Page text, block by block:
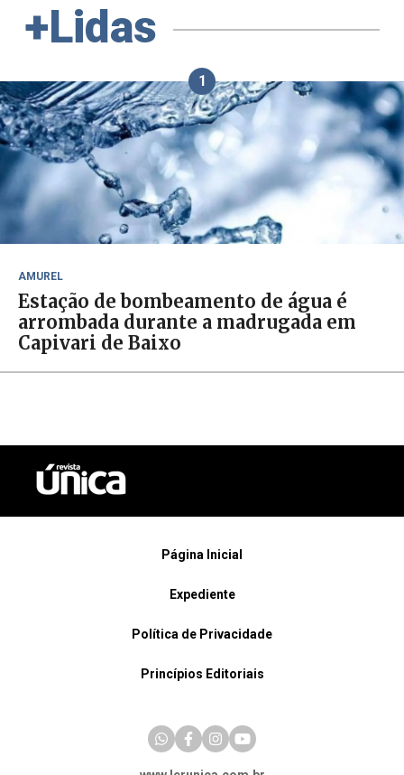
+Lidas
1
AMUREL
Estação de bombeamento de água é
arrombada durante a madrugada em
Capivari de Baixo
Página Inicial
Expediente
Política de Privacidade
Princípios Editoriais